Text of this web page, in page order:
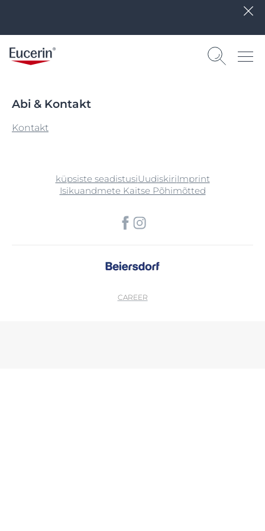
Abi & Kontakt
Kontakt
küpsiste seadistusiUudiskiriImprint
Isikuandmete Kaitse Põhimõtted
CAREER